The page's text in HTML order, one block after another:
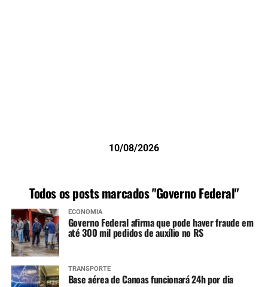
10/08/2026
Todos os posts marcados "Governo Federal"
ECONOMIA
Governo Federal afirma que pode haver fraude em
até 300 mil pedidos de auxílio no RS
TRANSPORTE
Base aérea de Canoas funcionará 24h por dia